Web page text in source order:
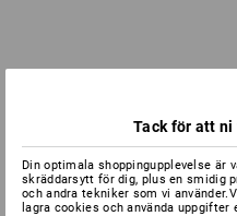
Tack för att ni
Din optimala shoppingupplevelse är
skräddarsytt för dig, plus en smidig
och andra tekniker som vi
lagra cookies och använda uppgifter